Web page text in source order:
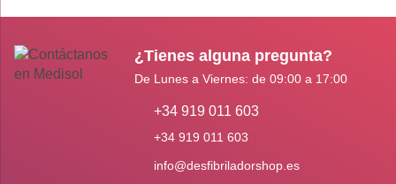
¿Tienes alguna pregunta?
De Lunes a Viernes: de 09:00 a 17:00
+34 919 011 603
+34 919 011 603
info@desfibriladorshop.es